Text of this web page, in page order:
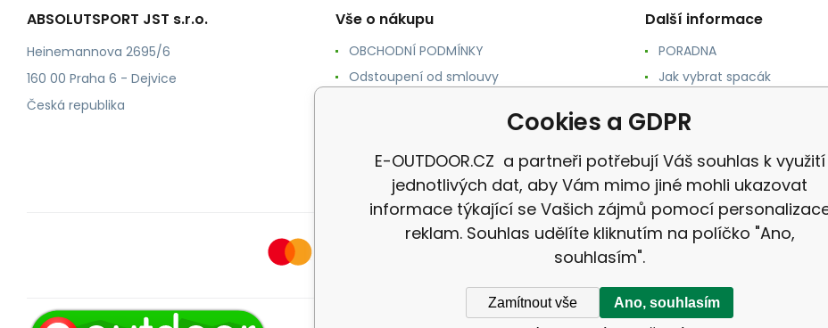
ABSOLUTSPORT JST s.r.o.
Heinemannova 2695/6
160 00 Praha 6 - Dejvice
Česká republika
Vše o nákupu
OBCHODNÍ PODMÍNKY
Odstoupení od smlouvy
Ochrana osobních údajů
Další informace
PORADNA
Jak vybrat spacák
Jak vybrat karimatku
Reklamace
Cookies a GDPR
E-OUTDOOR.CZ a partneři potřebují Váš souhlas k využití
jednotlivých dat, aby Vám mimo jiné mohli ukazovat
informace týkající se Vašich zájmů pomocí
reklam. Souhlas udělíte kliknutím na políčko "Ano,
souhlasím".
Zamítnout vše Ano, souhlasím